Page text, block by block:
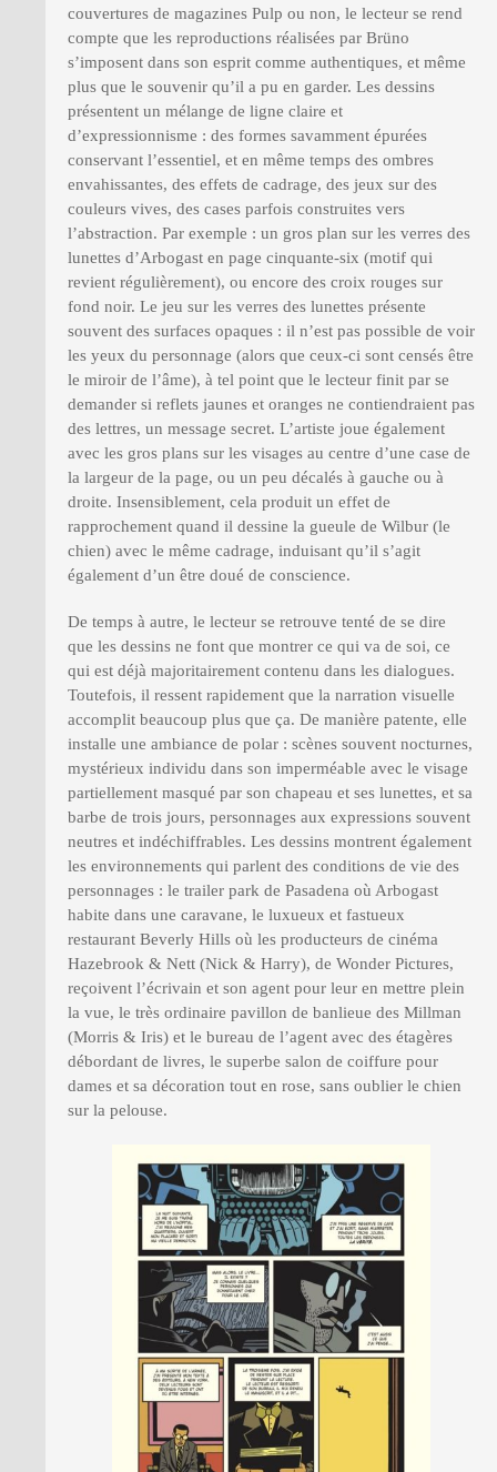
couvertures de magazines Pulp ou non, le lecteur se rend
compte que les reproductions réalisées par Brüno
s’imposent dans son esprit comme authentiques, et même
plus que le souvenir qu’il a pu en garder. Les dessins
présentent un mélange de ligne claire et
d’expressionnisme : des formes savamment épurées
conservant l’essentiel, et en même temps des ombres
envahissantes, des effets de cadrage, des jeux sur des
couleurs vives, des cases parfois construites vers
l’abstraction. Par exemple : un gros plan sur les verres des
lunettes d’Arbogast en page cinquante-six (motif qui
revient régulièrement), ou encore des croix rouges sur
fond noir. Le jeu sur les verres des lunettes présente
souvent des surfaces opaques : il n’est pas possible de voir
les yeux du personnage (alors que ceux-ci sont censés être
le miroir de l’âme), à tel point que le lecteur finit par se
demander si reflets jaunes et oranges ne contiendraient pas
des lettres, un message secret. L’artiste joue également
avec les gros plans sur les visages au centre d’une case de
la largeur de la page, ou un peu décalés à gauche ou à
droite. Insensiblement, cela produit un effet de
rapprochement quand il dessine la gueule de Wilbur (le
chien) avec le même cadrage, induisant qu’il s’agit
également d’un être doué de conscience.
De temps à autre, le lecteur se retrouve tenté de se dire
que les dessins ne font que montrer ce qui va de soi, ce
qui est déjà majoritairement contenu dans les dialogues.
Toutefois, il ressent rapidement que la narration visuelle
accomplit beaucoup plus que ça. De manière patente, elle
installe une ambiance de polar : scènes souvent nocturnes,
mystérieux individu dans son imperméable avec le visage
partiellement masqué par son chapeau et ses lunettes, et sa
barbe de trois jours, personnages aux expressions souvent
neutres et indéchiffrables. Les dessins montrent également
les environnements qui parlent des conditions de vie des
personnages : le trailer park de Pasadena où Arbogast
habite dans une caravane, le luxueux et fastueux
restaurant Beverly Hills où les producteurs de cinéma
Hazebrook & Nett (Nick & Harry), de Wonder Pictures,
reçoivent l’écrivain et son agent pour leur en mettre plein
la vue, le très ordinaire pavillon de banlieue des Millman
(Morris & Iris) et le bureau de l’agent avec des étagères
débordant de livres, le superbe salon de coiffure pour
dames et sa décoration tout en rose, sans oublier le chien
sur la pelouse.